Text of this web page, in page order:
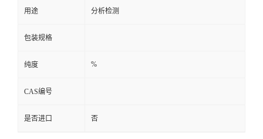
用途 分析检测
包装规格
纯度 %
CAS编号
是否进口 否